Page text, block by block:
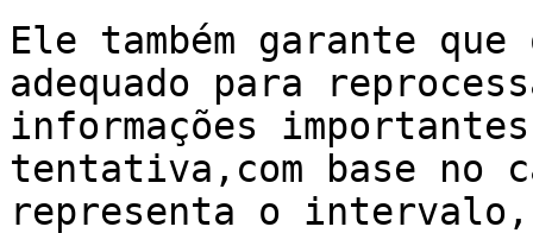
Ele também garante
adequado para
informações
tentativa,com base no
representa o intervalo,